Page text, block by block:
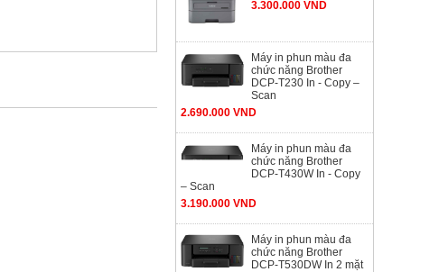
3.300.000 VND
Máy in phun màu đa
chức năng Brother
DCP-T230 In - Copy –
Scan
2.690.000 VND
Máy in phun màu đa
chức năng Brother
DCP-T430W In - Copy
– Scan
3.190.000 VND
Máy in phun màu đa
chức năng Brother
DCP-T530DW In 2 mặt